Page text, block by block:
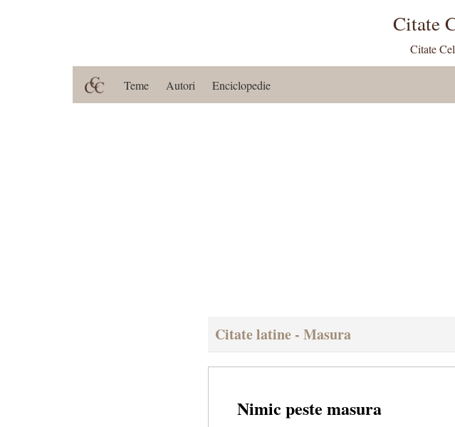
Citate
Citate
Teme Autori Enciclopedie
Citate latine - Masura
Nimic peste masura